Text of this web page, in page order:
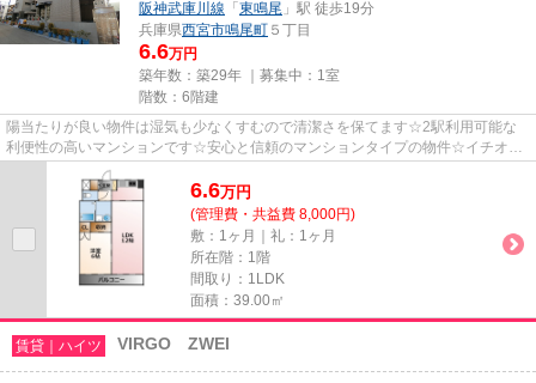
阪神武庫川線 「 東鳴尾 」駅 徒歩19分
兵庫県西宮市鳴尾町 ５丁目
6.6万円
築年数：築29年 ｜募集中： 1室
階数：6階建
陽当たりが良い物件は湿気も少なくすむので清潔さを保てます☆2駅利用可能な
利便性の高いマンションです☆安心と信頼のマンションタイプの物件☆イチオシ
の眺望良好なエリアには、癒しが...
6.6万円
(管理費・共益費 8,000円)
敷：1ヶ月｜礼：1ヶ月
所在階：1階
間取り：1LDK
面積：39.00㎡
賃貸｜ハイツ VIRGO ZWEI